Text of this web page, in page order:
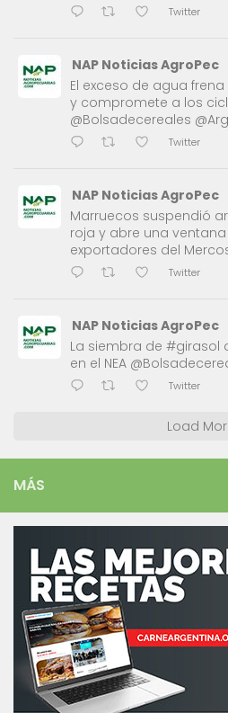
Twitter
NAP Noticias AgroPec
El exceso de agua
y compromete a los
@Bolsadecereales
Twitter
NAP Noticias AgroPec
Marruecos suspendió
roja y abre una
exportadores del
Twitter
NAP Noticias AgroPec
La siembra de #girasol
en el NEA
Twitter
Load
MÁS